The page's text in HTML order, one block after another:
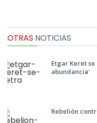
OTRAS NOTICIAS
Etgar Keret
abundancia'
Rebelión